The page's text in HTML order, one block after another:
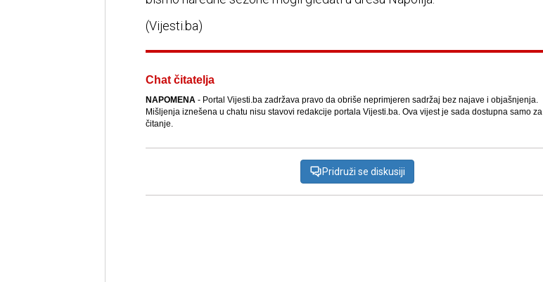
(Vijesti.ba)
Chat čitatelja
NAPOMENA- Portal Vijesti.ba zadržava pravo da obriše neprimjeren sadržaj bez najave i objašnjenja.
Mišljenja iznešena u chatu nisu stavovi redakcije portala Vijesti.ba. Ova vijest je sada dostupna samo za
čitanje.
Pridruži se diskusiji